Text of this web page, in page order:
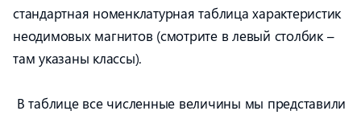
стандартная номенклатурная таблица характеристик
неодимовых магнитов (смотрите в левый столбик –
там указаны классы).
В таблице все численные величины мы представили